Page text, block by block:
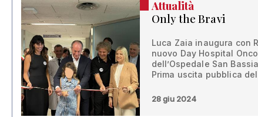
Attualità
Only the Bravi
Luca Zaia inaugura con
nuovo Day Hospital
dell’Ospedale San
Prima uscita pubblica
28 giu 2024